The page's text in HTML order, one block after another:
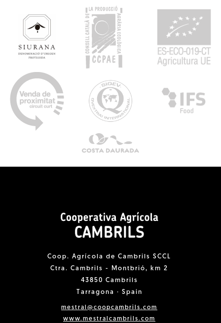
Coop. Agrícola de Cambrils SCCL
Ctra. Cambrils - Montbrió, km 2
43850 Cambrils
Tarragona · Spain
mestral@coopcambrils.com
www.mestralcambrils.com